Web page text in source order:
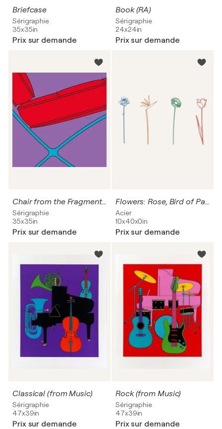
Briefcase
Sérigraphie
35x35in
Prix sur demande
Book (RA)
Sérigraphie
24x24in
Prix sur demande
Chair from the Fragments Series (Barcelona Chair)
Sérigraphie
35x35in
Prix sur demande
Flowers: Rose, Bird of Paradise, Gerbera, Tulip
Acier
10x40x0in
Prix sur demande
Classical (from Music)
Sérigraphie
47x39in
Prix sur demande
Rock (from Music)
Sérigraphie
47x39in
Prix sur demande